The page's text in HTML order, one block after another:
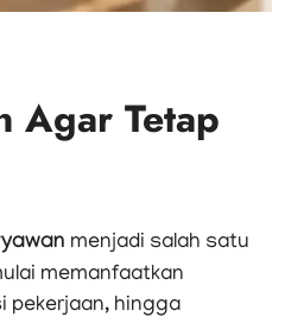
Agar Tetap
menjadi salah satu
memanfaatkan
pekerjaan, hingga